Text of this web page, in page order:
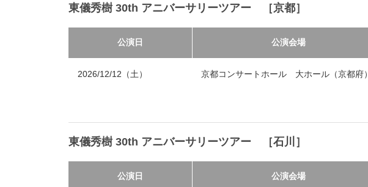
東儀秀樹 30th アニバーサリーツアー ［京都］
公演日 公演会場
2026/12/12（土） 京都コンサートホール 大ホール（京都府）
東儀秀樹 30th アニバーサリーツアー ［石川］
公演日 公演会場